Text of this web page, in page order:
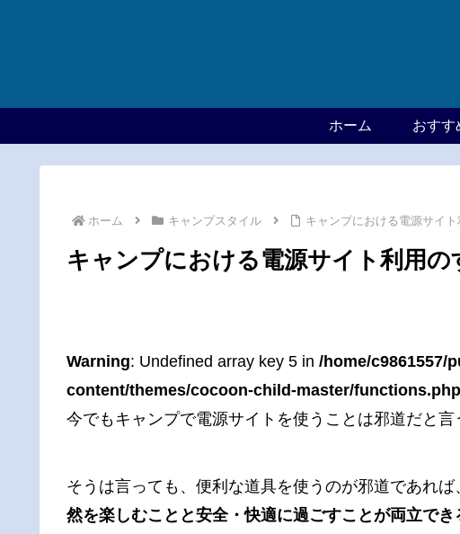
ホーム おすす
ホーム キャンプスタイル キャンプにおける電源サイ
キャンプにおける電源サイト利用の
Warning: Undefined array key 5 in /home/c9861557/
content/themes/cocoon-child-master/functions.php
今でもキャンプで電源サイトを使うことは邪道だと言
そうは言っても、便利な道具を使うのが邪道であれ
然を楽しむことと安全・快適に過ごすことが両立で